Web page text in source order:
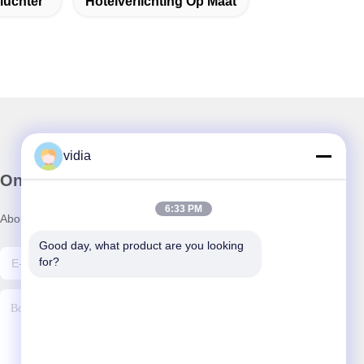
Onze Nieuwsbrief
Abonneer u op onze nieuwsbrief voor kortingen en meer.
vidia
6:33 PM
Good day, what product are you looking
for?